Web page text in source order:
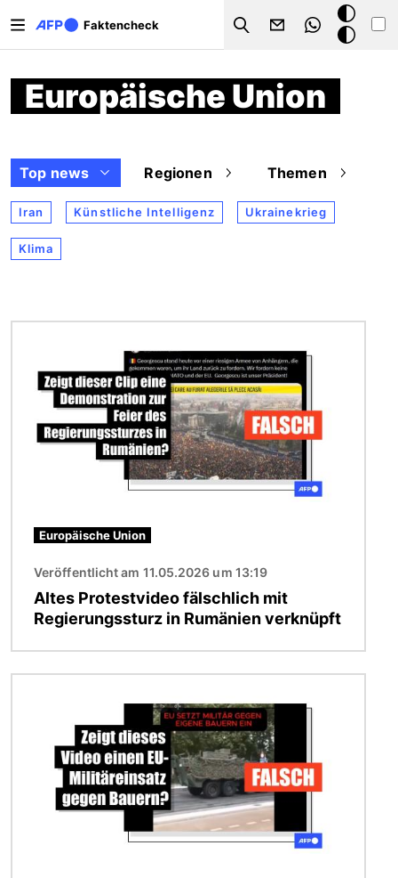
Faktencheck
Search
Dark
Mode
Europäische Union
Top news Regionen Themen
Iran Künstliche Intelligenz Ukrainekrieg
Klima
Europäische Union
Veröffentlicht am 11.05.2026 um 13:19
Altes Protestvideo fälschlich mit
Regierungssturz in Rumänien verknüpft